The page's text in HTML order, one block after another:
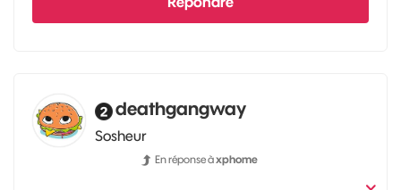
deathgangway
Sosheur
En réponse àxphome